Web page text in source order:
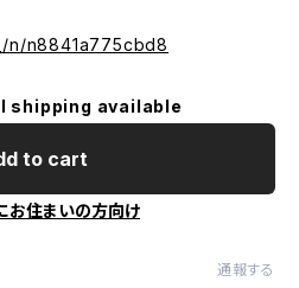
n/n8841a775cbd8
shipping available
to cart
お住まいの方向け
通報する